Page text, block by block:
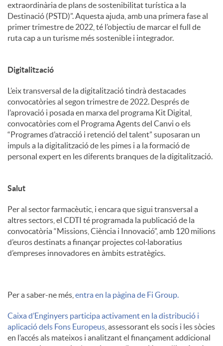
extraordinària de plans de sostenibilitat turística a la
Destinació (PSTD)”. Aquesta ajuda, amb una primera fase al
primer trimestre de 2022, té l’objectiu de marcar el full de
ruta cap a un turisme més sostenible i integrador.
Digitalització
L’eix transversal de la digitalització tindrà destacades
convocatòries al segon trimestre de 2022. Després de
l’aprovació i posada en marxa del programa Kit Digital,
convocatòries com el Programa Agents del Canvi o els
“Programes d’atracció i retenció del talent” suposaran un
impuls a la digitalització de les pimes i a la formació de
personal expert en les diferents branques de la digitalització.
Salut
Per al sector farmacèutic, i encara que sigui transversal a
altres sectors, el CDTI té programada la publicació de la
convocatòria “Missions, Ciència i Innovació”, amb 120 milions
d’euros destinats a finançar projectes col·laboratius
d’empreses innovadores en àmbits estratègics.
Per a saber-ne més, entra en la pàgina de Fi Group.
Caixa d’Enginyers participa activament en la distribució i
aplicació dels Fons Europeus , assessorant els socis i les sòcies
en l’accés als mateixos i analitzant el finançament addicional